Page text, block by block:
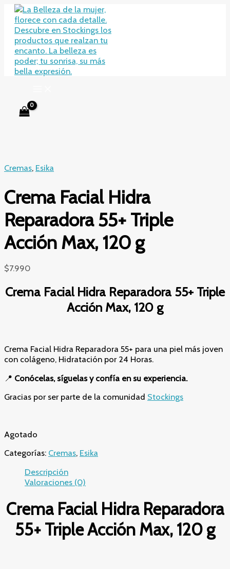
contenido
Cremas, Esika
Crema Facial Hidra
Reparadora 55+ Triple
Acción Max, 120 g
$7.990
Crema Facial Hidra Reparadora 55+ Triple
Acción Max, 120 g
Crema Facial Hidra Reparadora 55+ para una piel más joven
con colágeno, Hidratación por 24 Horas.
📍 Conócelas, síguelas y confía en su experiencia.
Gracias por ser parte de la comunidad Stockings
Agotado
Categorías: Cremas, Esika
Descripción
Valoraciones (0)
Crema Facial Hidra Reparadora
55+ Triple Acción Max, 120 g